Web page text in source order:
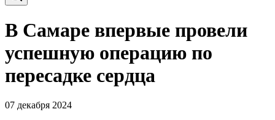
В Самаре впервые провели
успешную операцию по
пересадке сердца
07 декабря 2024